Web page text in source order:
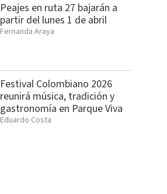
Peajes en ruta 27 bajarán a
partir del lunes 1 de abril
Fernanda Araya
Festival Colombiano 2026
reunirá música, tradición y
gastronomía en Parque Viva
Eduardo Costa